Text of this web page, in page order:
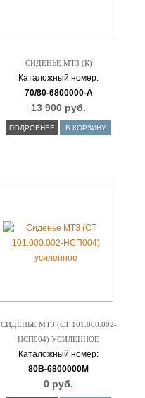
СИДЕНЬЕ МТЗ (К)
Каталожный номер:
70/80-6800000-А
13 900 руб.
ПОДРОБНЕЕ В КОРЗИНУ
СИДЕНЬЕ МТЗ (СТ 101.000.002-
НСП004) УСИЛЕННОЕ
Каталожный номер:
80В-6800000М
0 руб.